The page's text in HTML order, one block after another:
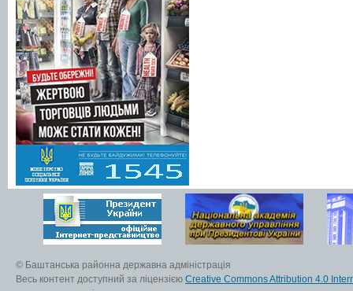
© Баштанська районна державна адміністрація
Весь контент доступний за ліцензією Creative Commons Attribution 4.0